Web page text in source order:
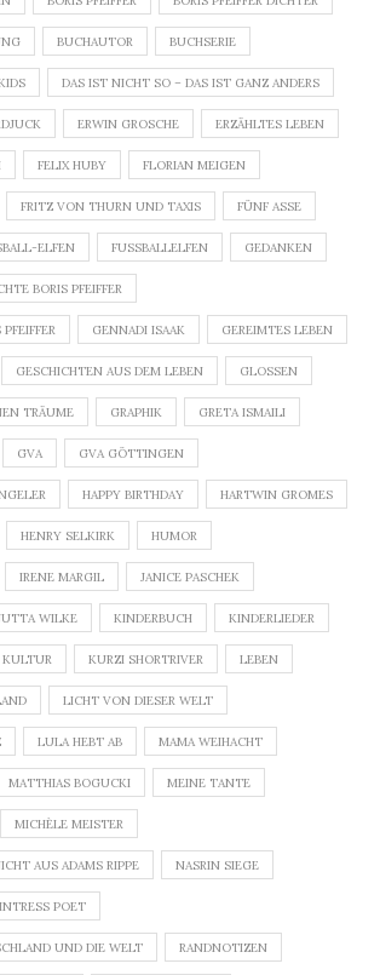
BUCHAUTOR BUCHSERIE
DAS IST NICHT SO – DAS IST GANZ ANDERS
ERWIN GROSCHE ERZÄHLTES LEBEN
FELIX HUBY FLORIAN MEIGEN
FRITZ VON THURN UND TAXIS FÜNF ASSE
ELFEN FUSSBALLELFEN GEDANKEN
BORIS PFEIFFER
GENNADI ISAAK GEREIMTES LEBEN
GESCHICHTEN AUS DEM LEBEN GLOSSEN
TRÄUME GRAPHIK GRETA ISMAILI
GVA GVA GÖTTINGEN
HAPPY BIRTHDAY HARTWIN GROMES
HENRY SELKIRK HUMOR
IRENE MARGIL JANICE PASCHEK
WILKE KINDERBUCH KINDERLIEDER
KULTUR KURZI SHORTRIVER LEBEN
LICHT VON DIESER WELT
LULA HEBT AB MAMA WEIHACHT
MATTHIAS BOGUCKI MEINE TANTE
MICHÈLE MEISTER
AUS ADAMS RIPPE NASRIN SIEGE
POET
UND DIE WELT RANDNOTIZEN